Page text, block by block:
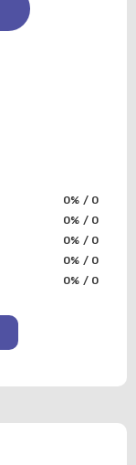
0% / 0
0% / 0
0% / 0
0% / 0
0% / 0